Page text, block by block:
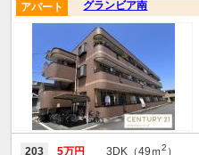
グランビア南
アパート
203 5万円 3DK（49ｍ2 ）